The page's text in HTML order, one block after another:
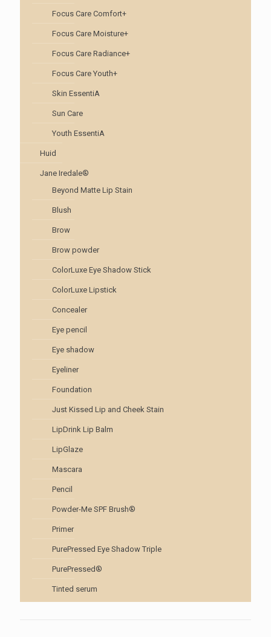
Focus Care Comfort+
Focus Care Moisture+
Focus Care Radiance+
Focus Care Youth+
Skin EssentiA
Sun Care
Youth EssentiA
Huid
Jane Iredale®
Beyond Matte Lip Stain
Blush
Brow
Brow powder
ColorLuxe Eye Shadow Stick
ColorLuxe Lipstick
Concealer
Eye pencil
Eye shadow
Eyeliner
Foundation
Just Kissed Lip and Cheek Stain
LipDrink Lip Balm
LipGlaze
Mascara
Pencil
Powder-Me SPF Brush®
Primer
PurePressed Eye Shadow Triple
PurePressed®
Tinted serum